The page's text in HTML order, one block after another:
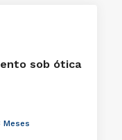
sob ótica
Meses